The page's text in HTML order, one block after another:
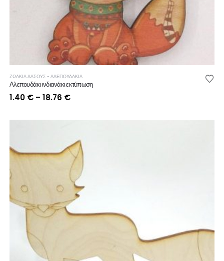
ΖΩΑΚΙΑ ΔΑΣΟΥΣ - ΑΛΕΠΟΥΔΑΚΙΑ
Αλεπουδάκι ινδιανάκι εκτύπωση
1.40 € – 18.76 €Price
through